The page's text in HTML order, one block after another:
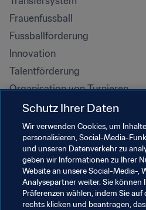
Frauenfussball
Fussballförderung
Innovation
Talentförderung
Organisation von Turnieren
Nachhaltigkeit
Menschenrechte und
Antidiskriminierung
Gesundheit und Medizin
Bildungsinitiativen
Schutz Ihrer Daten
Wir verwenden Cookies, um
personalisieren, Social-Media-
und unseren Datenverkehr zu
geben wir Informationen zu Ihrer
Website an unsere Social-Media-,
Analysepartner weiter. Sie können
Präferenzen wählen, indem Sie
rechts klicken und beantragen,